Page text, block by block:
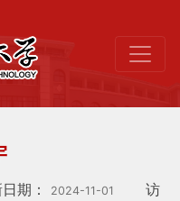
期： 2024-11-01
访